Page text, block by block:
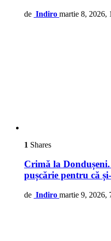
de Indiro martie 8, 2026,
1 Shares
Crimă la
pușcărie pentru că
de Indiro martie 9, 2026,